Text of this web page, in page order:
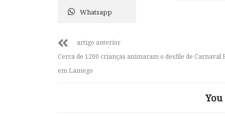
Whatsapp
artigo anterior
Cerca de 1200 crianças animaram o desfile de Carnaval
em Lamego